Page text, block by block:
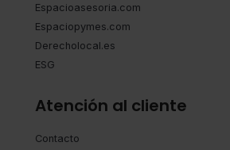
Espacioasesoria.com
Espaciopymes.com
Derecholocal.es
ESG
Atención al cliente
Contacto